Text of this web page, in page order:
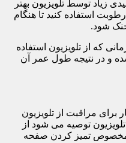
زیاد توسط تلویزیون بهتر
استفاده کنید تا هنگام
شود.
که از تلویزیون استفاده
و در نتیجه طول عمر آن
برای مراقبت از تلویزیون
توصیه می شود از
مخصوص تمیز کردن صفحه